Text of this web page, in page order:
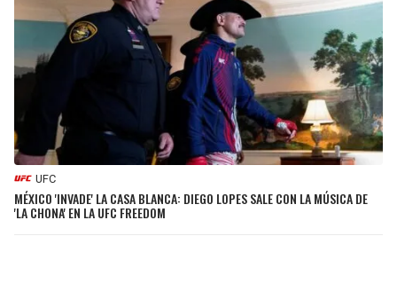
UFC
MÉXICO 'INVADE' LA CASA BLANCA: DIEGO LOPES SALE CON LA MÚSICA DE
'LA CHONA' EN LA UFC FREEDOM